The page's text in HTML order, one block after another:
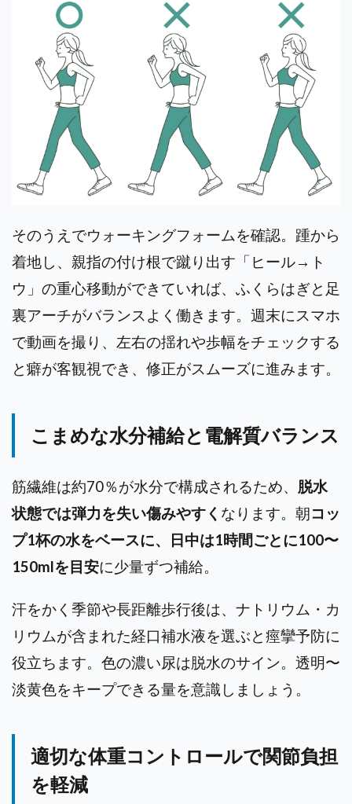
そのうえでウォーキングフォームを確認。踵から
着地し、親指の付け根で蹴り出す「ヒール→ト
ウ」の重心移動ができていれば、ふくらはぎと足
裏アーチがバランスよく働きます。週末にスマホ
で動画を撮り、左右の揺れや歩幅をチェックする
と癖が客観視でき、修正がスムーズに進みます。
こまめな水分補給と電解質バランス
筋繊維は約70％が水分で構成されるため、 脱水
状態では弾力を失い傷みやすく なります。朝コッ
プ1杯の水をベースに、日中は1時間ごとに100〜
150mlを目安に少量ずつ補給。
汗をかく季節や長距離歩行後は、ナトリウム・カ
リウムが含まれた経口補水液を選ぶと痙攣予防に
役立ちます。色の濃い尿は脱水のサイン。透明〜
淡黄色をキープできる量を意識しましょう。
適切な体重コントロールで関節負担
を軽減